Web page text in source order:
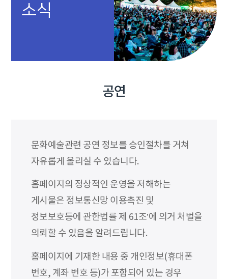
소식
공연
문화예술관련 공연 정보를 승인절차를 거쳐
자유롭게 올리실 수 있습니다.
홈페이지의 정상적인 운영을 저해하는
게시물은 정보통신망 이용촉진 및
정보보호등에 관한법률 제 61조’에 의거 처벌을
의뢰할 수 있음을 알려드립니다.
홈페이지에 기재한 내용 중 개인정보(휴대폰
번호, 계좌 번호 등)가 포함되어 있는 경우